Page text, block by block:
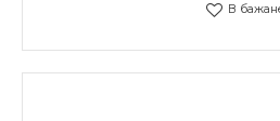
В